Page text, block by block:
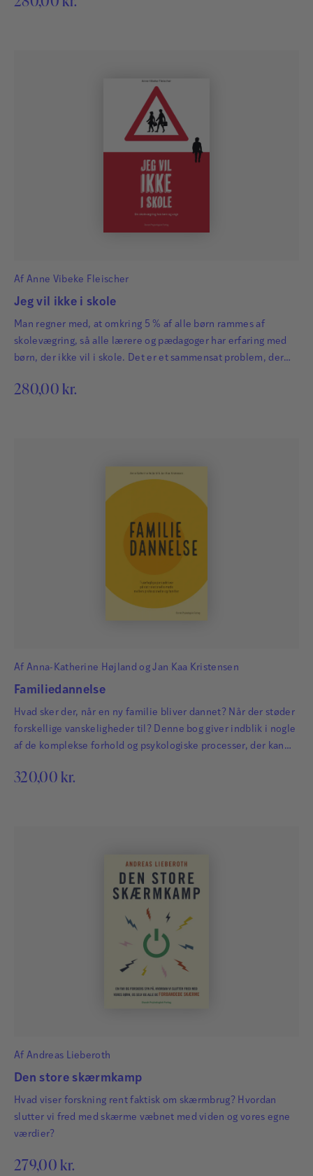
Af Anne Vibeke Fleischer
Jeg vil ikke i skole
Man regner med, at omkring 5 % af alle børn rammes af
skolevægring, så alle lærere og pædagoger har erfaring med
børn, der ikke vil i skole. Det er et sammensat problem, der
280,00 kr.
Af Anna-Katherine Højland ogJan Kaa Kristensen
Familiedannelse
Hvad sker der, når en ny familie bliver dannet? Når der støder
forskellige vanskeligheder til? Denne bog giver indblik i nogle
af de komplekse forhold og psykologiske processer, der kan
320,00 kr.
Af Andreas Lieberoth
Den store skærmkamp
Hvad viser forskning rent faktisk om skærmbrug? Hvordan
slutter vi fred med skærme væbnet med viden og vores egne
værdier?
279,00 kr.